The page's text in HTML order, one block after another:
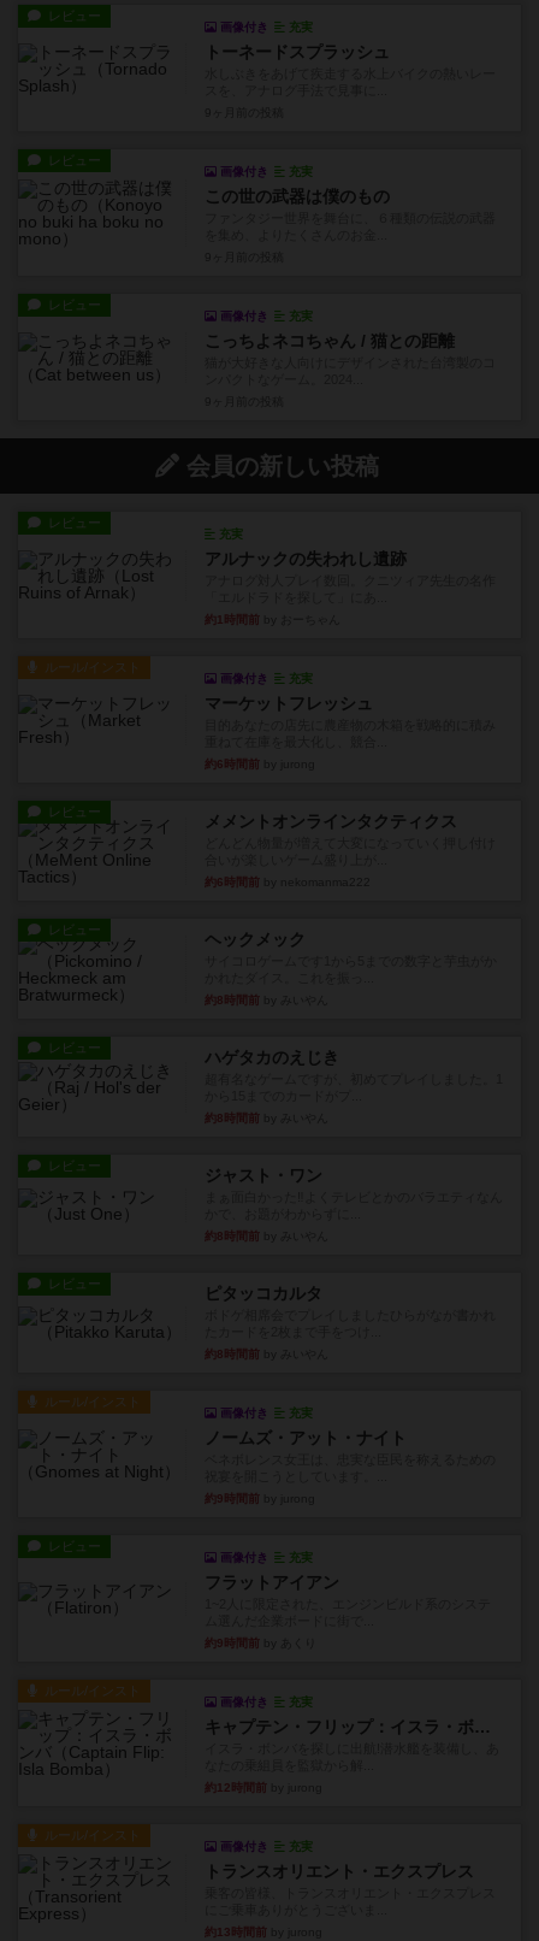
レビュー
画像付き 充実
トーネードスプラッシュ
レビュー
画像付き 充実
この世の武器は僕のもの
レビュー
画像付き 充実
こっちよネコちゃん / 猫との距離
会員の新しい投稿
レビュー
充実
アルナックの失われし遺跡
約1時間前
ルール/インスト
画像付き 充実
マーケットフレッシュ
約6時間前
レビュー メメントオンラインタクティクス
約6時間前
レビュー ヘックメック
約8時間前
レビュー ハゲタカのえじき
約8時間前
レビュー ジャスト・ワン
約8時間前
レビュー ピタッコカルタ
約8時間前
ルール/インスト
画像付き 充実
ノームズ・アット・ナイト
約9時間前
レビュー
画像付き 充実
フラットアイアン
約9時間前
ルール/インスト
画像付き 充実
キャプテン・フリップ：イスラ・ボンバ
約12時間前
ルール/インスト
画像付き 充実
トランスオリエント・エクスプレス
約13時間前